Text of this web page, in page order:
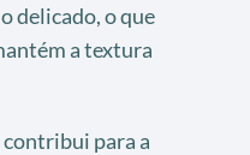
delicado, o que
a textura
contribui para a